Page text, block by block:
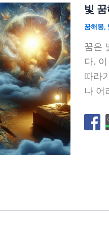
빛
꿈해몽,
꿈은
다.
따라
나 어